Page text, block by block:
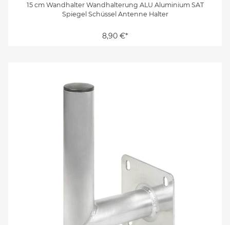
15 cm Wandhalter Wandhalterung ALU Aluminium SAT
Spiegel Schüssel Antenne Halter
8,90 €*